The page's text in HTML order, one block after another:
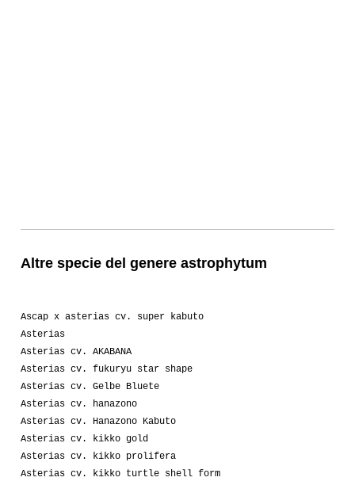
Altre specie del genere astrophytum
Ascap x asterias cv. super kabuto
Asterias
Asterias cv. AKABANA
Asterias cv. fukuryu star shape
Asterias cv. Gelbe Bluete
Asterias cv. hanazono
Asterias cv. Hanazono Kabuto
Asterias cv. kikko gold
Asterias cv. kikko prolifera
Asterias cv. kikko turtle shell form